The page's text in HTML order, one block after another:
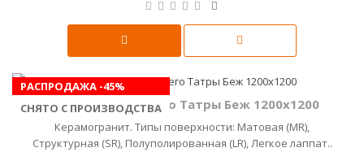
РАСПРОДАЖА -45%
СНЯТО С ПРОИЗВОДСТВА
Керамика Будущего Татры Беж 1200х1200
Керамогранит. Типы поверхности: Матовая (MR),
Структурная (SR), Полуполированная (LR), Легкое лаппат..